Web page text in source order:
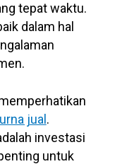
tepat waktu.
dalam hal
jual .
investasi
untuk